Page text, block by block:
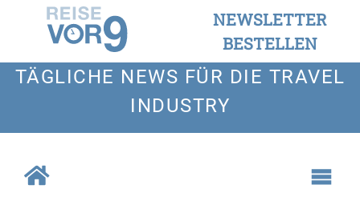
NEWSLETTER
BESTELLEN
TÄGLICHE NEWS FÜR DIE TRAVEL
INDUSTRY